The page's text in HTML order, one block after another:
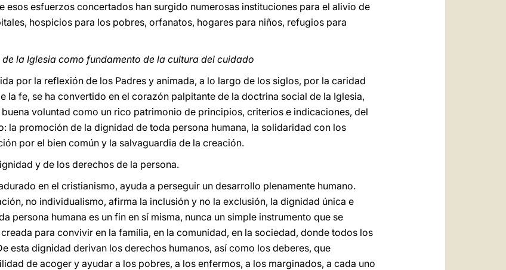
esos esfuerzos concertados han surgido numerosas instituciones para el alivio de
hospicios para los pobres, orfanatos, hogares para niños, refugios para
la Iglesia como fundamento de la cultura del cuidado
por la reflexión de los Padres y animada, a lo largo de los siglos, por la caridad
la fe, se ha convertido en el corazón palpitante de la doctrina social de la Iglesia,
voluntad como un rico patrimonio de principios, criterios e indicaciones, del
la promoción de la dignidad de toda persona humana, la solidaridad con los
por el bien común y la salvaguardia de la creación.
y de los derechos de la persona.
en el cristianismo, ayuda a perseguir un desarrollo plenamente humano.
no individualismo, afirma la inclusión y no la exclusión, la dignidad única e
persona humana es un fin en sí misma, nunca un simple instrumento que se
para convivir en la familia, en la comunidad, en la sociedad, donde todos los
esta dignidad derivan los derechos humanos, así como los deberes, que
de acoger y ayudar a los pobres, a los enfermos, a los marginados, a cada uno